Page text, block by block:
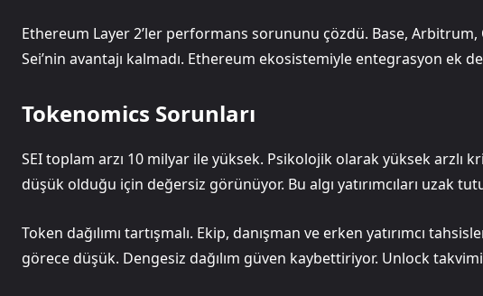
Ethereum Layer 2’ler performans sorununu çözdü. Base, Arbitrum,
Sei’nin avantajı kalmadı. Ethereum ekosistemiyle entegrasyon ek
Tokenomics Sorunları
SEI toplam arzı 10 milyar ile yüksek. Psikolojik olarak yüksek arzlı
düşük olduğu için değersiz görünüyor. Bu algı yatırımcıları uzak
Token dağılımı tartışmalı. Ekip, danışman ve erken yatırımcı
görece düşük. Dengesiz dağılım güven kaybettiriyor. Unlock takvimi